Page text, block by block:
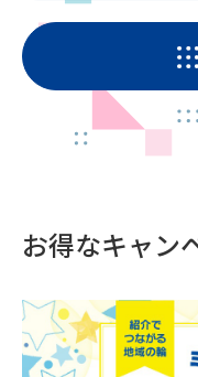
お得なキャン